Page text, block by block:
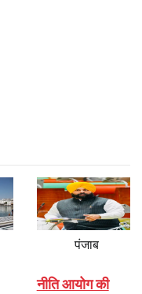
पंजाब
नीति आयोग की